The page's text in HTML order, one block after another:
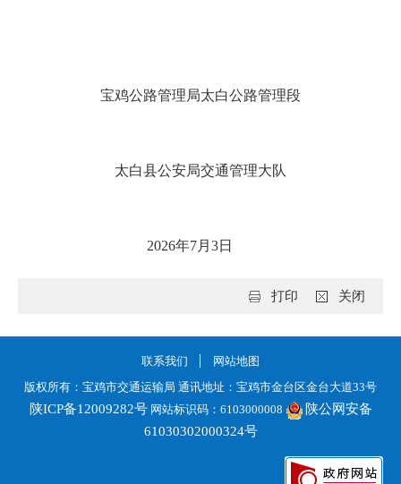
宝鸡公路管理局太白公路管理段
太白县公安局交通管理大队
2026年7月3日
关闭
打印
联系我们
网站地图
版权所有：宝鸡市交通运输局 通讯地址：宝鸡市金台区金台大道33号
陕ICP备12009282号网站标识码：6103000008
陕公网安备
61030302000324号